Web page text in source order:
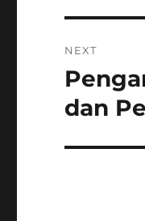
NEXT
Next
post:
dan